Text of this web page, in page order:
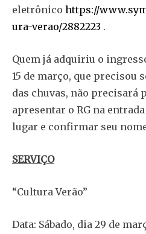
eletrônico https://
ura-verao/2882223 .
Quem já adquiriu o
15 de março, que precisou
das chuvas, não precisará
apresentar o RG na
lugar e confirmar seu
SERVIÇO
“Cultura Verão”
Data: Sábado, dia 29 de